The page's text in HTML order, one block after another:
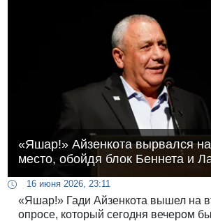
«Яшар!» Айзенкота вырвался
место, обойдя блок Беннета и
16 июня 2026, 23:11
«Яшар!» Гади Айзенкота вышел на
опросе, который сегодня вечером